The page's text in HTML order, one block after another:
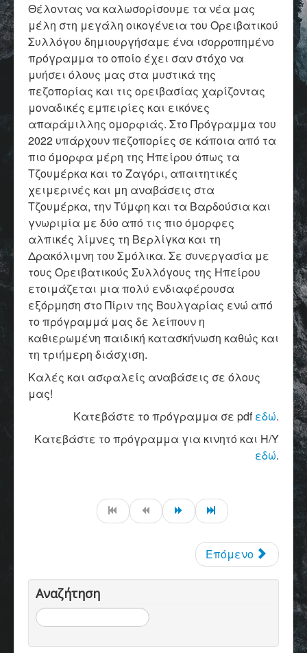
Θέλοντας να καλωσορίσουμε τα νέα μας
μέλη στη μεγάλη οικογένεια του Ορειβατικού
Συλλόγου δημιουργήσαμε ένα ισορροπημένο
πρόγραμμα το οποίο έχει σαν στόχο να
μυήσει όλους μας στα μυστικά της
πεζοπορίας και τις ορειβασίας χαρίζοντας
μοναδικές εμπειρίες και εικόνες
απαράμιλλης ομορφιάς. Στο Πρόγραμμα του
2022 υπάρχουν πεζοπορίες σε κάποια από τα
πιο όμορφα μέρη της Ηπείρου όπως τα
Τζουμέρκα και το Ζαγόρι, απαιτητικές
χειμερινές και μη αναβάσεις στα
Τζουμέρκα, την Τύμφη και τα Βαρδούσια και
γνωριμία με δύο από τις πιο όμορφες
αλπικές λίμνες τη Βερλίγκα και τη
Δρακόλιμνη του Σμόλικα. Σε συνεργασία με
τους Ορειβατικούς Συλλόγους της Ηπείρου
ετοιμάζεται μια πολύ ενδιαφέρουσα
εξόρμηση στο Πίριν της Βουλγαρίας ενώ από
το πρόγραμμά μας δε λείπουν η
καθιερωμένη παιδική κατασκήνωση καθώς και
τη τριήμερη διάσχιση.
Καλές και ασφαλείς αναβάσεις σε όλους
μας!
Κατεβάστε το πρόγραμμα σε pdfεδώ.
Κατεβάστε το πρόγραμμα για κινητό και Η/Υ
εδώ.
Επόμενο
Αναζήτηση
Αναζήτηση...